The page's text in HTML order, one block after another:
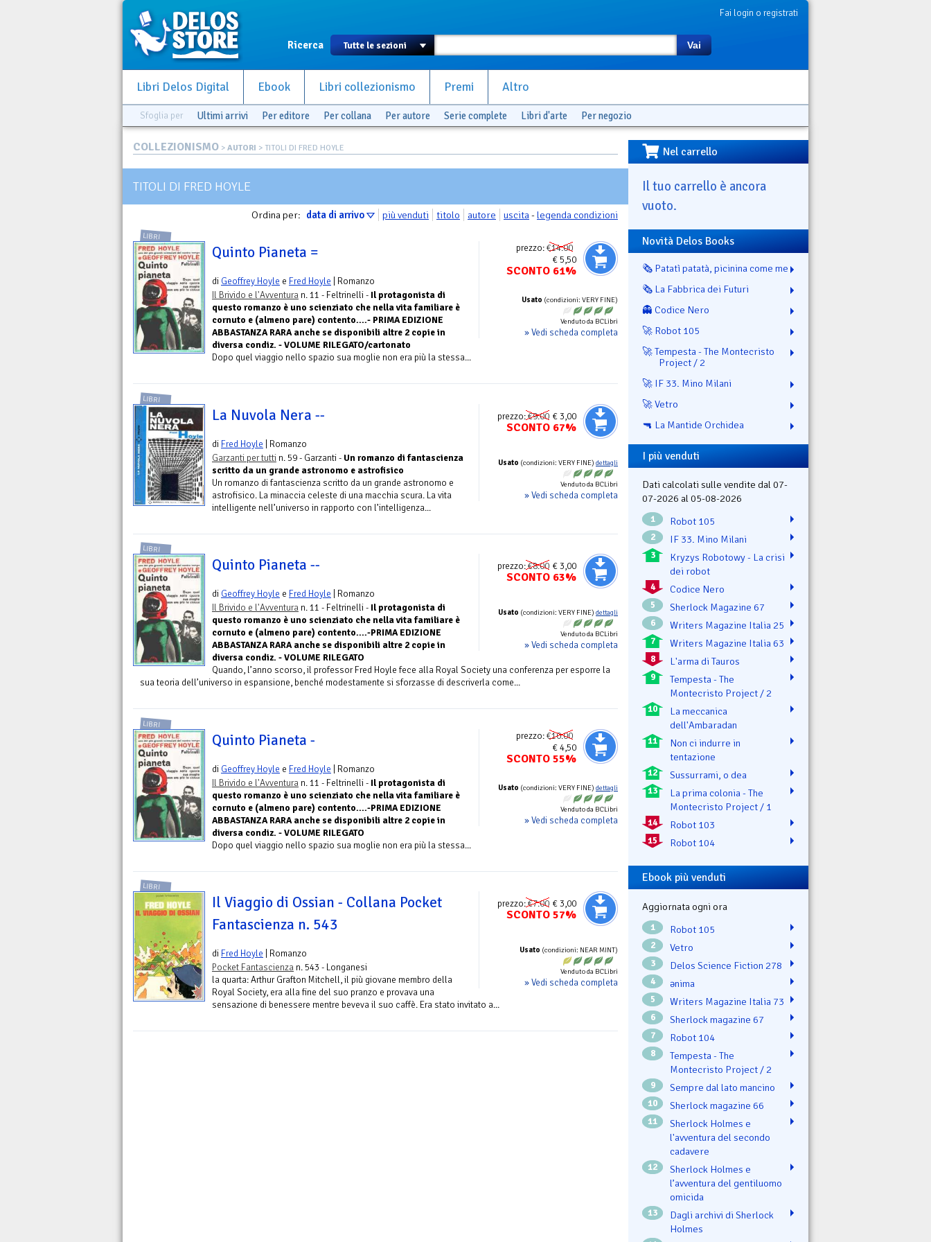
Fai login o registrati
Ricerca Vai
Libri Delos Digital Ebook Libri collezionismo Premi Altro
Sfoglia per Ultimi arrivi Per editore Per collana Per autore Serie complete Libri d'arte Per negozio
COLLEZIONISMO > AUTORI > TITOLI DI FRED HOYLE
TITOLI DI FRED HOYLE
Ordina per: data di arrivo più venduti titolo autore uscita-legenda condizioni
prezzo:€14.00
€ 5,50
SCONTO 61%
Usato (condizioni: VERY FINE)
Venduto da BCLibri
» Vedi scheda completa
LIBRI
Quinto Pianeta =
di Geoffrey Hoyle e Fred Hoyle | Romanzo
Il Brivido e l'Avventura n. 11 - Feltrinelli - Il protagonista di
questo romanzo è uno scienziato che nella vita familiare è
cornuto e (almeno pare) contento....- PRIMA EDIZIONE
ABBASTANZA RARA anche se disponibili altre 2 copie in
diversa condiz. - VOLUME RILEGATO/cartonato
Dopo quel viaggio nello spazio sua moglie non era più la stessa...
prezzo:€9.00 € 3,00
SCONTO 67%
Usato (condizioni: VERY FINE) dettagli
Venduto da BCLibri
» Vedi scheda completa
LIBRI
La Nuvola Nera --
di Fred Hoyle | Romanzo
Garzanti per tutti n. 59 - Garzanti - Un romanzo di fantascienza
scritto da un grande astronomo e astrofisico
Un romanzo di fantascienza scritto da un grande astronomo e
astrofisico. La minaccia celeste di una macchia scura. La vita
intelligente nell’universo in rapporto con l’intelligenza...
prezzo:€8.00 € 3,00
SCONTO 63%
Usato (condizioni: VERY FINE) dettagli
Venduto da BCLibri
» Vedi scheda completa
LIBRI
Quinto Pianeta --
di Geoffrey Hoyle e Fred Hoyle | Romanzo
Il Brivido e l'Avventura n. 11 - Feltrinelli - Il protagonista di
questo romanzo è uno scienziato che nella vita familiare è
cornuto e (almeno pare) contento....-PRIMA EDIZIONE
ABBASTANZA RARA anche se disponibili altre 2 copie in
diversa condiz. - VOLUME RILEGATO
Quando, l’anno scorso, il professor Fred Hoyle fece alla Royal Society una conferenza per esporre la
sua teoria dell’universo in espansione, benché modestamente si sforzasse di descriverla come...
prezzo:€10.00
€ 4,50
SCONTO 55%
Usato (condizioni: VERY FINE) dettagli
Venduto da BCLibri
» Vedi scheda completa
LIBRI
Quinto Pianeta -
di Geoffrey Hoyle e Fred Hoyle | Romanzo
Il Brivido e l'Avventura n. 11 - Feltrinelli - Il protagonista di
questo romanzo è uno scienziato che nella vita familiare è
cornuto e (almeno pare) contento....-PRIMA EDIZIONE
ABBASTANZA RARA anche se disponibili altre 2 copie in
diversa condiz. - VOLUME RILEGATO
Dopo quel viaggio nello spazio sua moglie non era più la stessa...
prezzo:€7.00 € 3,00
SCONTO 57%
Usato (condizioni: NEAR MINT)
Venduto da BCLibri
» Vedi scheda completa
LIBRI
Il Viaggio di Ossian - Collana Pocket
Fantascienza n. 543
di Fred Hoyle | Romanzo
Pocket Fantascienza n. 543 - Longanesi
la quarta: Arthur Grafton Mitchell, il più giovane membro della
Royal Society, era alla fine del suo pranzo e provava una
sensazione di benessere mentre beveva il suo caffè. Era stato invitato a...
Nel carrello
Il tuo carrello è ancora
vuoto.
Novità Delos Books
🗞️ Patatì patatà, picinina come me
🗞️ La Fabbrica dei Futuri
👻 Codice Nero
🚀 Robot 105
🚀 Tempesta - The Montecristo
Project / 2
🚀 IF 33. Mino Milani
🚀 Vetro
🔫 La Mantide Orchidea
I più venduti
Dati calcolati sulle vendite dal 07-
07-2026 al 05-08-2026
1 Robot 105
2 IF 33. Mino Milani
3
Kryzys Robotowy - La crisi
dei robot
4 Codice Nero
5 Sherlock Magazine 67
6 Writers Magazine Italia 25
7 Writers Magazine Italia 63
8 L'arma di Tauros
9
Tempesta - The
Montecristo Project / 2
10
La meccanica
dell'Ambaradan
11
Non ci indurre in
tentazione
12 Sussurrami, o dea
13
La prima colonia - The
Montecristo Project / 1
14 Robot 103
15 Robot 104
Ebook più venduti
Aggiornata ogni ora
1 Robot 105
2 Vetro
3 Delos Science Fiction 278
4 ənima
5 Writers Magazine Italia 73
6 Sherlock magazine 67
7 Robot 104
8
Tempesta - The
Montecristo Project / 2
9 Sempre dal lato mancino
10 Sherlock magazine 66
11
Sherlock Holmes e
l'avventura del secondo
cadavere
12
Sherlock Holmes e
l’avventura del gentiluomo
omicida
13
Dagli archivi di Sherlock
Holmes